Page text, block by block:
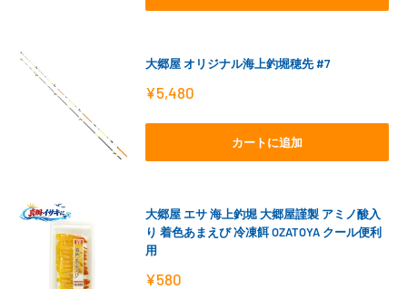
大郷屋 オリジナル海上釣堀穂先 #7
販
価
¥5,480
カートに追加
大郷屋 エサ 海上釣堀 大郷屋謹製 アミノ酸入
り 着色あまえび 冷凍餌 OZATOYA クール便利
用
販
¥580